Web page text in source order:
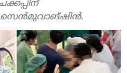
സെന്‍മുവാങ്ഷിന്‍.